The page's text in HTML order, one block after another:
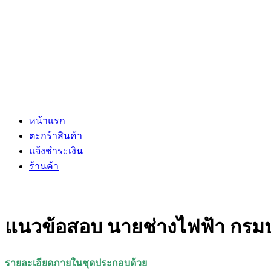
หน้าแรก
ตะกร้าสินค้า
แจ้งชำระเงิน
ร้านค้า
แนวข้อสอบ นายช่างไฟฟ้า กรม
รายละเอียดภายในชุดประกอบด้วย